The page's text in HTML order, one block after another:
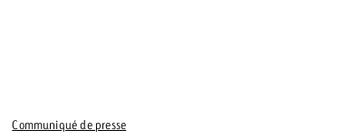
Communiqué de presse